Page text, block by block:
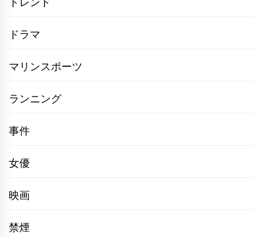
ドラマ
マリンスポーツ
ランニング
事件
女優
映画
禁煙